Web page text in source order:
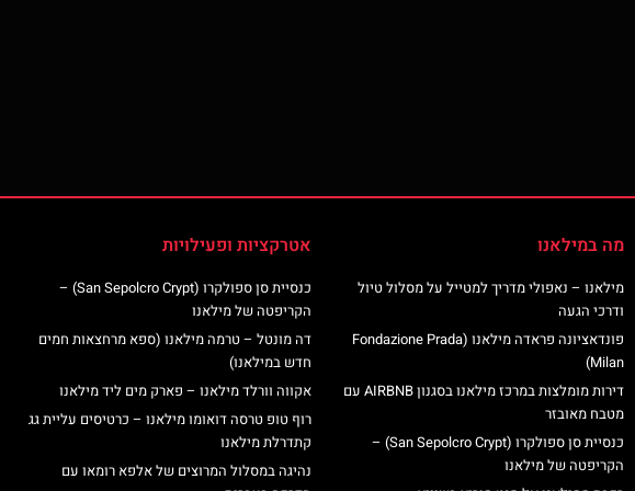
מה במילאנו
מילאנו – נאפולי מדריך למטייל על מסלול טיול
ודרכי הגעה
פונדאציונה פראדה מילאנו (Fondazione Prada
Milan)
דירות מומלצות במרכז מילאנו בסגנון AIRBNB עם
מטבח מאובזר
כנסיית סן ספולקרו (San Sepolcro Crypt) –
הקריפטה של מילאנו
אטרקציות ופעילויות
כנסיית סן ספולקרו (San Sepolcro Crypt) –
הקריפטה של מילאנו
דה מונטל – טרמה מילאנו (ספא מרחצאות חמים
חדש במילאנו)
אקווה וורלד מילאנו – פארק מים ליד מילאנו
רוף טופ טרסה דואומו מילאנו – כרטיסים עליית גג
קתדרלת מילאנו
נהיגה במסלול המרוצים של אלפא רומאו עם